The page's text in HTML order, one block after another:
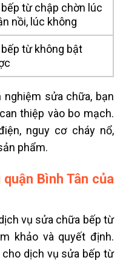
bếp từ chập chờn lúc
nồi, lúc không
bếp từ không bật
sửa chữa, bạn
thiệp vào bo mạch.
nguy cơ cháy nổ,
phẩm.
Bình Tân của
vụ sửa chữa bếp từ
khảo và quyết định.
cho dịch vụ sửa bếp từ